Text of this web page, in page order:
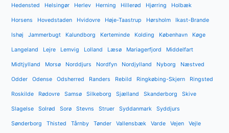
Hedensted Helsingør Herlev Herning Hillerød Hjørring Holbæk
Horsens Hovedstaden Hvidovre Høje-Taastrup Hørsholm Ikast-Brande
Ishøj Jammerbugt Kalundborg Kerteminde Kolding København Køge
Langeland Lejre Lemvig Lolland Læsø Mariagerfjord Middelfart
Midtjylland Morsø Norddjurs Nordfyn Nordjylland Nyborg Næstved
Odder Odense Odsherred Randers Rebild Ringkøbing-Skjern Ringsted
Roskilde Rødovre Samsø Silkeborg Sjælland Skanderborg Skive
Slagelse Solrød Sorø Stevns Struer Syddanmark Syddjurs
Sønderborg Thisted Tårnby Tønder Vallensbæk Varde Vejen Vejle